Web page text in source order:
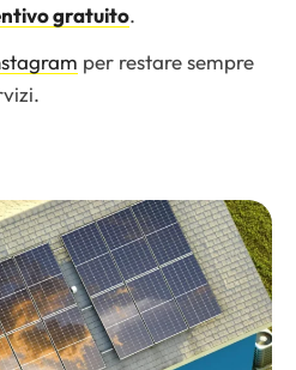
gratuito.
per restare sempre